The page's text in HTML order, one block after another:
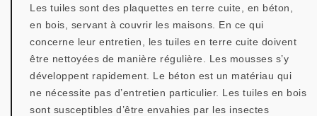
Les tuiles sont des plaquettes en terre cuite, en béton,
en bois, servant à couvrir les maisons. En ce qui
concerne leur entretien, les tuiles en terre cuite doivent
être nettoyées de manière régulière. Les mousses s’y
développent rapidement. Le béton est un matériau qui
ne nécessite pas d’entretien particulier. Les tuiles en bois
sont susceptibles d’être envahies par les insectes